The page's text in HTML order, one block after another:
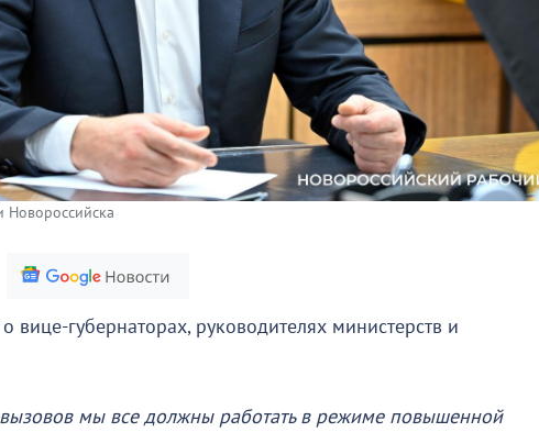
Новороссийска
вице-губернаторах, руководителях министерств и
мы все должны работать в режиме повышенной